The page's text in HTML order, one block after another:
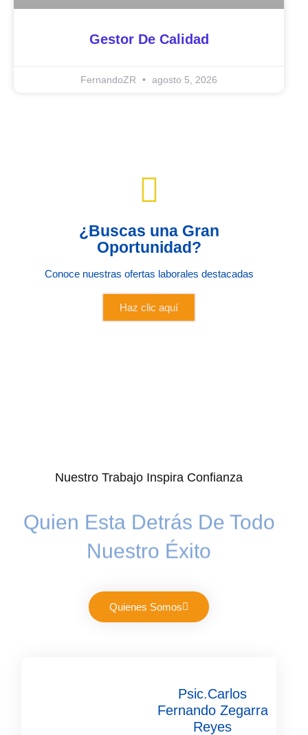
Gestor De Calidad
FernandoZR agosto 5, 2026
¿Buscas una Gran
Oportunidad?
Conoce nuestras ofertas laborales destacadas
Haz clic aquí
Psic.Carlos
Fernando Zegarra
Reyes
Nuestro Trabajo Inspira Confianza
Quien Esta Detrás De Todo
Nuestro Éxito
Quienes Somos